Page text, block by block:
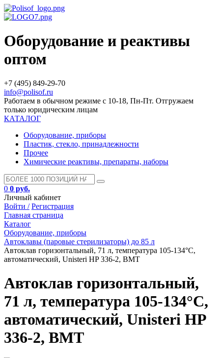
Оборудование и реактивы
оптом
+7 (495) 849-29-70
info@polisof.ru
Работаем в обычном режиме с 10-18, Пн-Пт. Отгружаем
только юридическим лицам
КАТАЛОГ
Оборудование, приборы
Пластик, стекло, принадлежности
Прочее
Химические реактивы, препараты, наборы
0 0 руб.
Личный кабинет
Войти / Регистрация
Главная страница
Каталог
Оборудование, приборы
Автоклавы (паровые стерилизаторы) до 85 л
Автоклав горизонтальный, 71 л, температура 105-134°С,
автоматический, Unisteri HP 336-2, BMT
Автоклав горизонтальный,
71 л, температура 105-134°С,
автоматический, Unisteri HP
336-2, BMT